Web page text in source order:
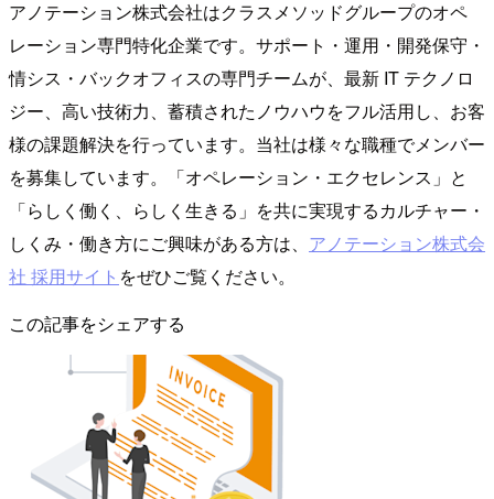
アノテーション株式会社はクラスメソッドグループのオペ
レーション専門特化企業です。サポート・運用・開発保守・
情シス・バックオフィスの専門チームが、最新 IT テクノロ
ジー、高い技術力、蓄積されたノウハウをフル活用し、お客
様の課題解決を行っています。当社は様々な職種でメンバー
を募集しています。「オペレーション・エクセレンス」と
「らしく働く、らしく生きる」を共に実現するカルチャー・
しくみ・働き方にご興味がある方は、 アノテーション株式会
社 採用サイト をぜひご覧ください。
この記事をシェアする